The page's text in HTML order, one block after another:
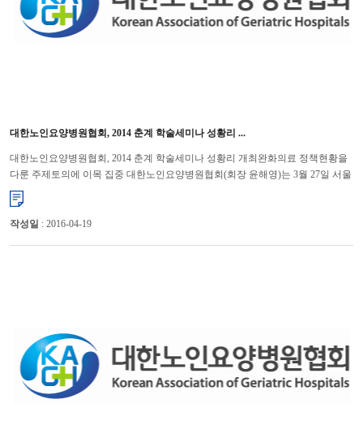
대한노인요양병원협회, 2014 춘계 학술세미나 성황리 ...
대한노인요양병원협회, 2014 춘계 학술세미나 성황리 개최완화의료 정책현황을
다룬 주제토의에 이목 집중 대한노인요양병원협회(회장 윤해영)는 3월 27일 서울
백범기념관에서 “2014 춘계 학술세미나”를...
작성일 : 2016-04-19